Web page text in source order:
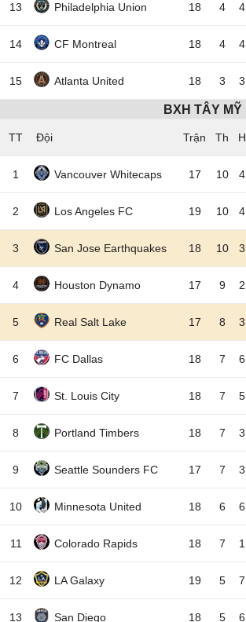
13 Philadelphia Union 18 4 4
14 CF Montreal 18 4 4
15 Atlanta United 18 3 3
BXH TÂY MỸ
TT Đội
1 Vancouver Whitecaps 17 10 4
2 Los Angeles FC 19 10 4
3 San Jose Earthquakes 18 10 3
4 Houston Dynamo 17 9 2
5 Real Salt Lake 17 8 3
6 FC Dallas 18 7 6
7 St. Louis City 18 7 5
8 Portland Timbers 18 7 3
9 Seattle Sounders FC 17 7 3
10 Minnesota United 18 6 6
11 Colorado Rapids 18 7 1
12 LA Galaxy 19 5 7
13 San Diego 18 5 6